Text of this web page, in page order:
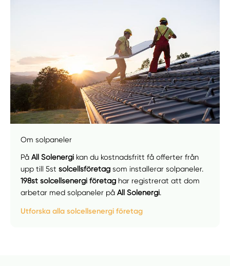
Om solpaneler
PåAll Solenergi kan du kostnadsfritt få offerter från
upp till 5stsolcellsföretag som installerar solpaneler.
198st solcellsenergi företag har registrerat att dom
arbetar med solpaneler påAll Solenergi.
Utforska alla solcellsenergi företag